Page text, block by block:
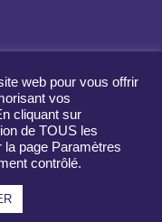
web pour vous offrir
vos
cliquant sur
de TOUS les
page Paramètres
contrôlé.